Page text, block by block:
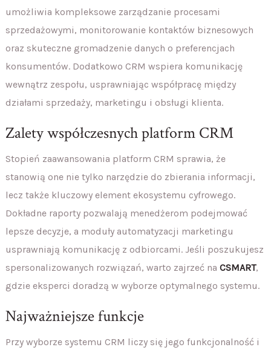
umożliwia kompleksowe zarządzanie procesami
sprzedażowymi, monitorowanie kontaktów biznesowych
oraz skuteczne gromadzenie danych o preferencjach
konsumentów. Dodatkowo CRM wspiera komunikację
wewnątrz zespołu, usprawniając współpracę między
działami sprzedaży, marketingu i obsługi klienta.
Zalety współczesnych platform CRM
Stopień zaawansowania platform CRM sprawia, że
stanowią one nie tylko narzędzie do zbierania informacji,
lecz także kluczowy element ekosystemu cyfrowego.
Dokładne raporty pozwalają menedżerom podejmować
lepsze decyzje, a moduły automatyzacji marketingu
usprawniają komunikację z odbiorcami. Jeśli poszukujesz
spersonalizowanych rozwiązań, warto zajrzeć na CSMART,
gdzie eksperci doradzą w wyborze optymalnego systemu.
Najważniejsze funkcje
Przy wyborze systemu CRM liczy się jego funkcjonalność i